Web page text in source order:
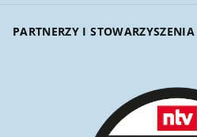
PARTNERZY I STOWARZYSZENIA